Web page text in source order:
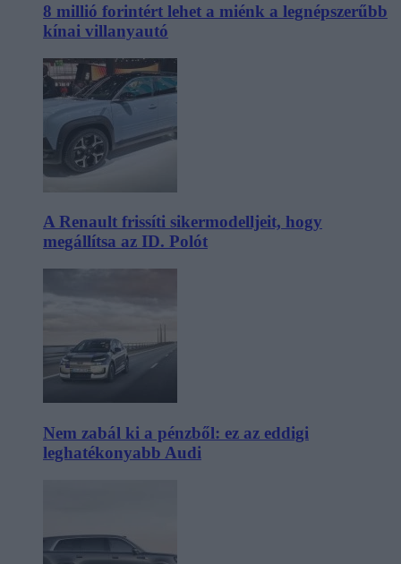
8 millió forintért lehet a miénk a legnépszerűbb
kínai villanyautó
A Renault frissíti sikermodelljeit, hogy
megállítsa az ID. Polót
Nem zabál ki a pénzből: ez az eddigi
leghatékonyabb Audi